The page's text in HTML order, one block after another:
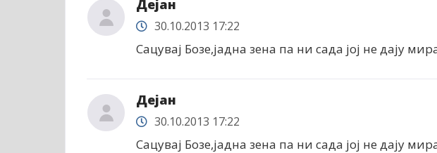
Дејан
30.10.2013 17:22
Сацувај Бозе,јадна зена па ни сада јој не дају
Дејан
30.10.2013 17:22
Сацувај Бозе,јадна зена па ни сада јој не дају